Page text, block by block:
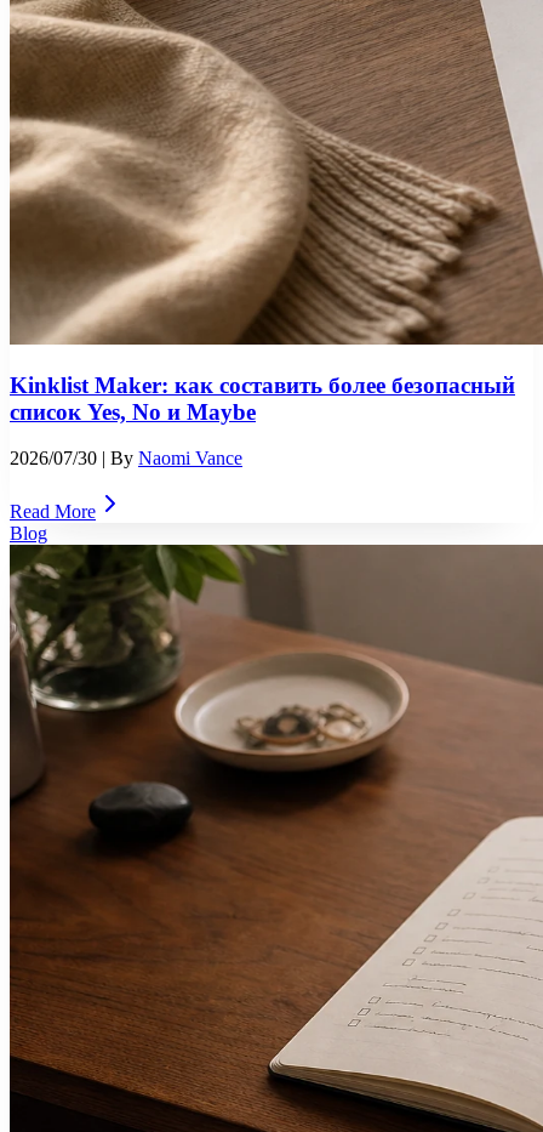
Kinklist Maker: как составить более безопасный
список Yes, No и Maybe
2026/07/30 | By Naomi Vance
Read More
Blog